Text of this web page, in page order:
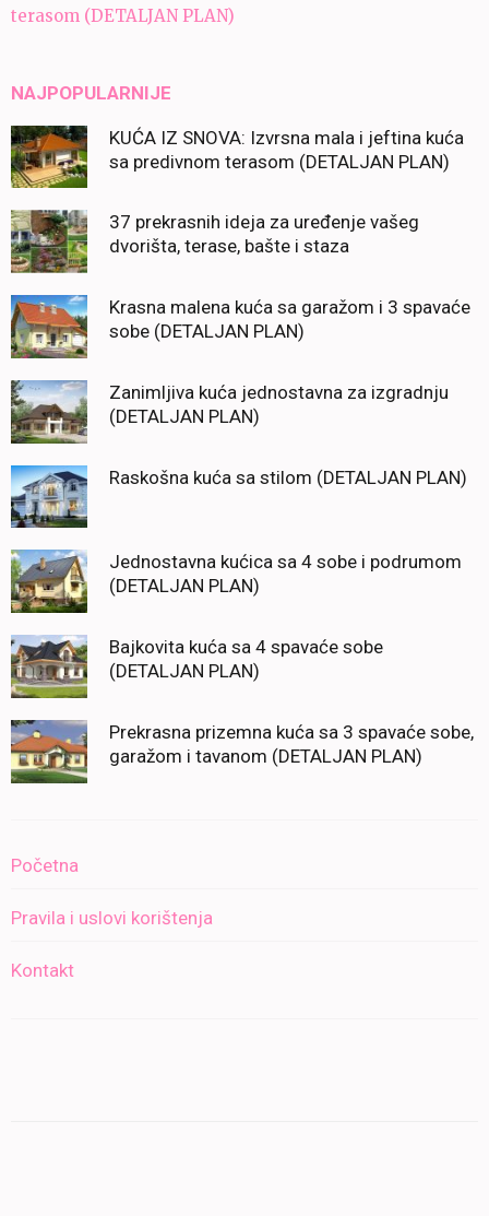
terasom (DETALJAN PLAN)
NAJPOPULARNIJE
KUĆA IZ SNOVA: Izvrsna mala i jeftina kuća
sa predivnom terasom (DETALJAN PLAN)
37 prekrasnih ideja za uređenje vašeg
dvorišta, terase, bašte i staza
Krasna malena kuća sa garažom i 3 spavaće
sobe (DETALJAN PLAN)
Zanimljiva kuća jednostavna za izgradnju
(DETALJAN PLAN)
Raskošna kuća sa stilom (DETALJAN PLAN)
Jednostavna kućica sa 4 sobe i podrumom
(DETALJAN PLAN)
Bajkovita kuća sa 4 spavaće sobe
(DETALJAN PLAN)
Prekrasna prizemna kuća sa 3 spavaće sobe,
garažom i tavanom (DETALJAN PLAN)
Početna
Pravila i uslovi korištenja
Kontakt